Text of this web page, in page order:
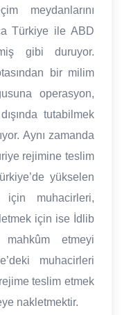
meydanlarını
Türkiye ile ABD
gibi duruyor.
bir milim
operasyon,
tutabilmek
Aynı zamanda
rejimine teslim
yükselen
için muhacirleri,
için ise İdlib
etmeyi
muhacirleri
teslim etmek
nakletmektir.